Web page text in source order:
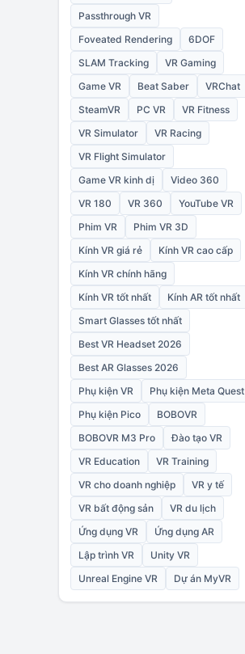
Passthrough VR
Foveated Rendering
6DOF
SLAM Tracking
VR Gaming
Game VR
Beat Saber
VRChat
SteamVR
PC VR
VR Fitness
VR Simulator
VR Racing
VR Flight Simulator
Game VR kinh dị
Video 360
VR 180
VR 360
YouTube VR
Phim VR
Phim VR 3D
Kính VR giá rẻ
Kính VR cao cấp
Kính VR chính hãng
Kính VR tốt nhất
Kính AR tốt nhất
Smart Glasses tốt nhất
Best VR Headset 2026
Best AR Glasses 2026
Phụ kiện VR
Phụ kiện Meta Quest
Phụ kiện Pico
BOBOVR
BOBOVR M3 Pro
Đào tạo VR
VR Education
VR Training
VR cho doanh nghiệp
VR y tế
VR bất động sản
VR du lịch
Ứng dụng VR
Ứng dụng AR
Lập trình VR
Unity VR
Unreal Engine VR
Dự án MyVR